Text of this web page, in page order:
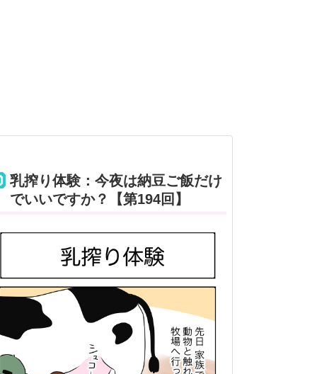
乳搾り体験：今夜は納豆ご飯だけ
でいいですか？【第194回】